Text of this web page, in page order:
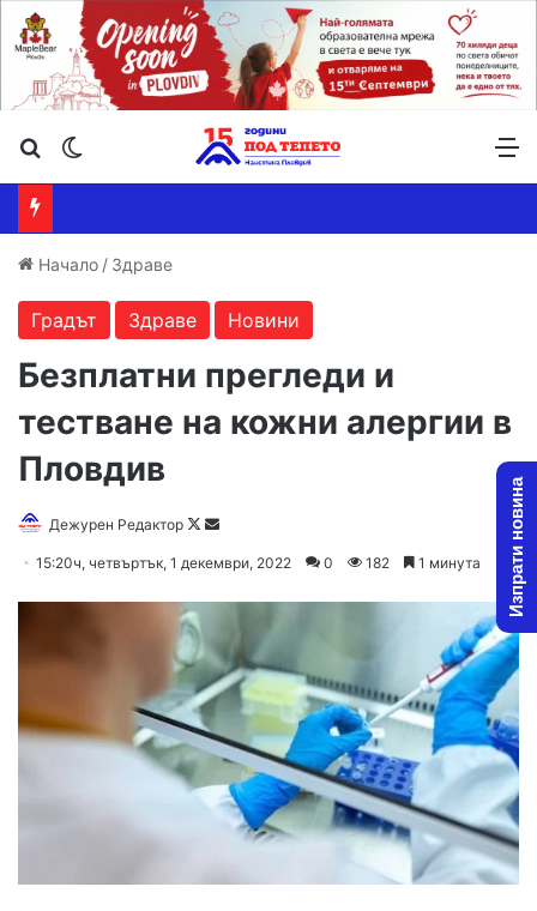
Търсене ...
Начало / Здраве
Градът Здраве Новини
Безплатни прегледи и
тестване на кожни алергии в
Пловдив
Дежурен Редактор
Follow
Send
15:20ч, четвъртък, 1 декември, 2022 0 182 1 минута Изпрати новина